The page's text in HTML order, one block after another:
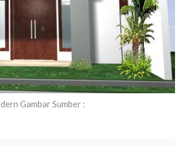
Gambar Sumber :